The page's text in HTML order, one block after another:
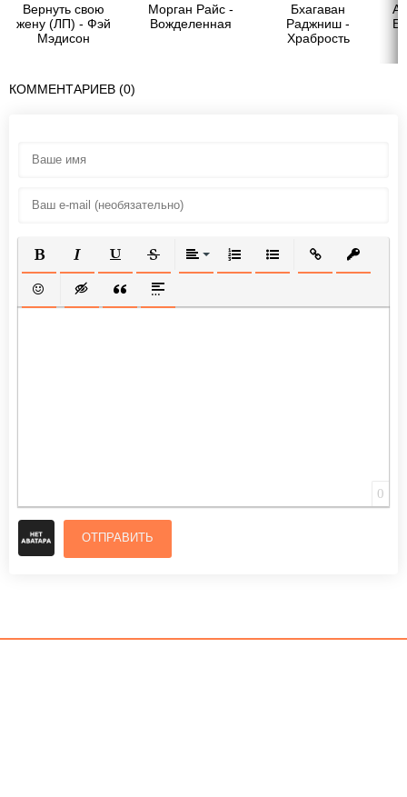
Вернуть свою
жену (ЛП) - Фэй
Мэдисон
Морган Райс -
Вожделенная
Бхагаван
Раджниш -
Храбрость
КОММЕНТАРИЕВ (0)
ПОЛУЖИРНЫЙ
КУРСИВПОДЧЕРКНУТЫЙ
ЗАЧЕРКНУТЫЙВЫРАВНИВАНИЕ
НУМЕРОВАННЫЙ СПИСОК
МАРКИРОВАННЫЙ
ВСТАВИТЬ
ВСТАВИТЬ СМАЙЛИК
ВСТАВКА СКРЫТОГО ТЕКСТА
ВСТАВКА ЦИТАТЫ
ВСТАВКА СПОЙЛЕРА
0
ОТПРАВИТЬ